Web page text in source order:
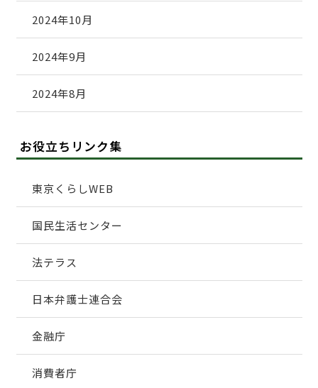
2024年10月
2024年9月
2024年8月
お役立ちリンク集
東京くらしWEB
国民生活センター
法テラス
日本弁護士連合会
金融庁
消費者庁